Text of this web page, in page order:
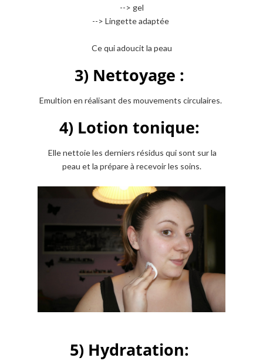
--> gel
--> Lingette adaptée
Ce qui adoucit la peau
3) Nettoyage :
Emultion en réalisant des mouvements circulaires.
4) Lotion tonique:
Elle nettoie les derniers résidus qui sont sur la
peau et la prépare à recevoir les soins.
5) Hydratation: